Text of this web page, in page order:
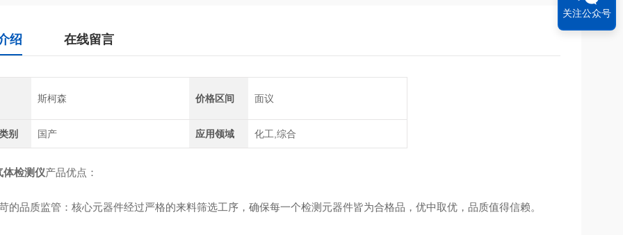
绍 在线留言
斯柯森 价格区间 面议
别 国产 应用领域 化工,综合
体检测仪产品优点：
的品质监管：核心元器件经过严格的来料筛选工序，确保每一个检测元器件皆为合格品，优中取优，品质值得信赖。
关注公众号